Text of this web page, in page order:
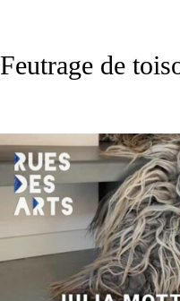
Feutrage de